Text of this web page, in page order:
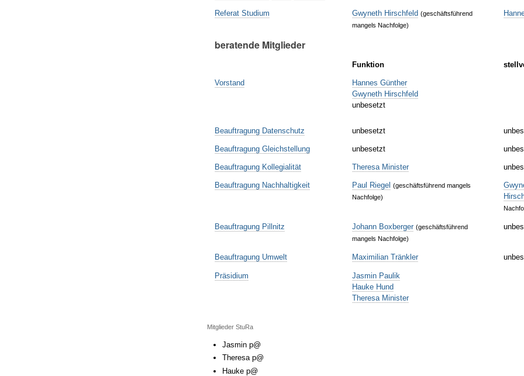
Referat Studium Gwyneth Hirschfeld (geschäftsführend
mangels Nachfolge)
beratende Mitglieder
Funktion
Vorstand
Hannes Günther
Gwyneth Hirschfeld
unbesetzt
Beauftragung Datenschutz unbesetzt
Beauftragung Gleichstellung unbesetzt
Beauftragung Kollegialität Theresa Minister
Beauftragung Nachhaltigkeit Paul Riegel (geschäftsführend mangels
Nachfolge)
Beauftragung Pillnitz Johann Boxberger (geschäftsführend
mangels Nachfolge)
Beauftragung Umwelt Maximilian Tränkler
Präsidium
Jasmin Paulik
Hauke Hund
Theresa Minister
Mitglieder StuRa
Jasmin p@
Theresa p@
Hauke p@